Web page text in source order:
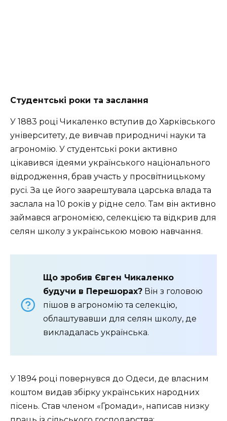
Студентські роки та заслання
У 1883 році Чикаленко вступив до Харківського
університету, де вивчав природничі науки та
агрономію. У студентські роки активно
цікавився ідеями українського національного
відродження, брав участь у просвітницькому
русі. За це його заарештувала царська влада та
заслала на 10 років у рідне село. Там він активно
займався агрономією, селекцією та відкрив для
селян школу з українською мовою навчання.
Що зробив Євген Чикаленко
будучи в Перешорах? Він з головою
пішов в агрономію та селекцію,
облаштувавши для селян школу, де
викладалась українська.
У 1894 році повернувся до Одеси, де власним
коштом видав збірку українських народних
пісень. Став членом «Громади», написав низку